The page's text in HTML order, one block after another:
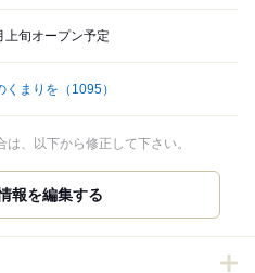
上旬オープン予定
くまりを （1095）
、以下から修正して下さい。
報を編集する